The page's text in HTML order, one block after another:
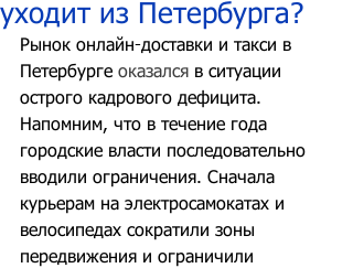
уходит из Петербурга?
Рынок онлайн-доставки и такси в
Петербурге оказался в ситуации
острого кадрового дефицита.
Напомним, что в течение года
городские власти последовательно
вводили ограничения. Сначала
курьерам на электросамокатах и
велосипедах сократили зоны
передвижения и ограничили